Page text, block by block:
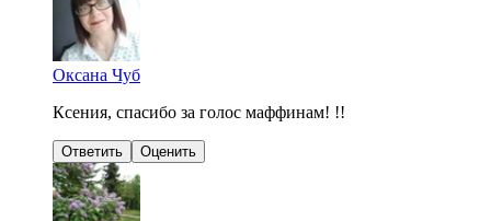
Оксана Чуб
Ксения, спасибо за голос маффинам! !!
Ответить Оценить